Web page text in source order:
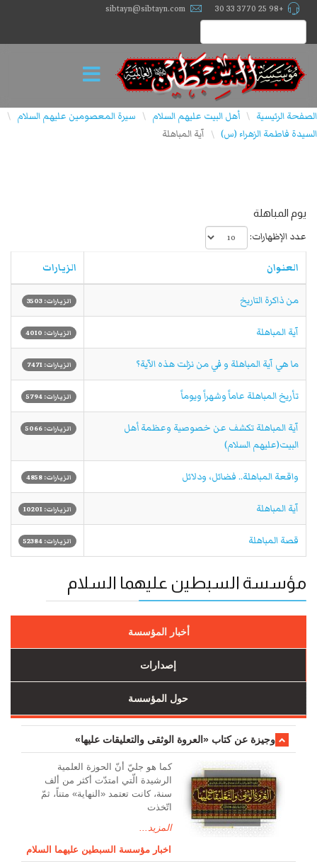
+98 25 3770 33 30
sibtayn@sibtayn.com
الصفحة الرئيسية \ أهل البيت عليهم السلام \ سيرة المعصومين عليهم السلام \
السيدة فاطمة الزهراء (س) \ آية المباهلة
يوم المباهلة
عدد الإظهارات:
العنوان الزيارات
من ذاكرة التاريخ الزيارات: 3503
آية المباهلة الزيارات: 4010
ما هي آية المباهلة و في من نزلت هذه الآية؟ الزيارات: 7471
تأريخ المباهلة عاماً وشهراً ويوماً الزيارات: 5794
آية المباهلة تكشف عن خصوصية وعظمة أهل
البيت(عليهم السلام)
الزيارات: 5066
واقعة المباهلة.. فضائل، ودلائل الزيارات: 4858
آية المباهلة الزيارات: 10201
قصة المباهلة الزيارات: 52384
مؤسسة السبطين عليهما السلام
أخبار المؤسسة
إصدارات
حول المؤسسة
وجیزة عن کتاب «العروة الوثقی والتعلیقات علیها»
کما هو جليّ أنّ الحوزة العلمیة
الرشیدة الّتي امتدّت أكثر من ألف
سنة، كانت تعتمد «النهاية» متناً، ثمّ
اتّخذت
المزيد...
اخبار مؤسسة السبطين عليهما السلام